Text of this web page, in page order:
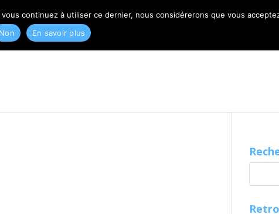
continuez à utiliser ce dernier, nous considérerons que vous
Non En savoir plus